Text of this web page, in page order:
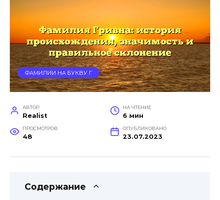
ФАМИЛИИ НА БУКВУ Г
АВТОР
Realist
НА ЧТЕНИЕ
6 мин
ПРОСМОТРОВ
48
ОПУБЛИКОВАНО
23.07.2023
Содержание